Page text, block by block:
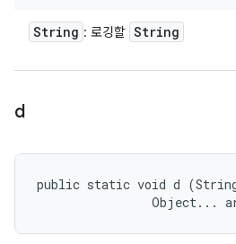
String : 로깅할 String
d
public static void d
Object...